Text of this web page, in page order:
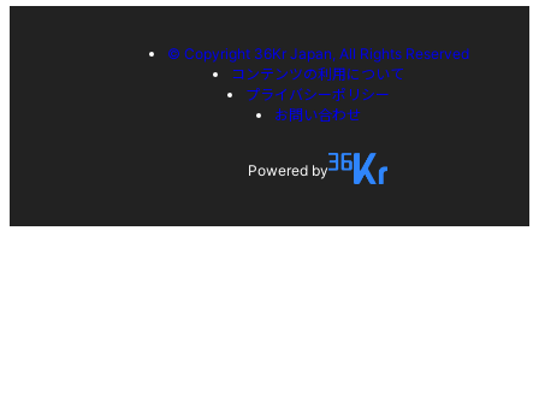
© Copyright 36Kr Japan, All Rights Reserved
コンテンツの利用について
プライバシーポリシー
お問い合わせ
Powered by